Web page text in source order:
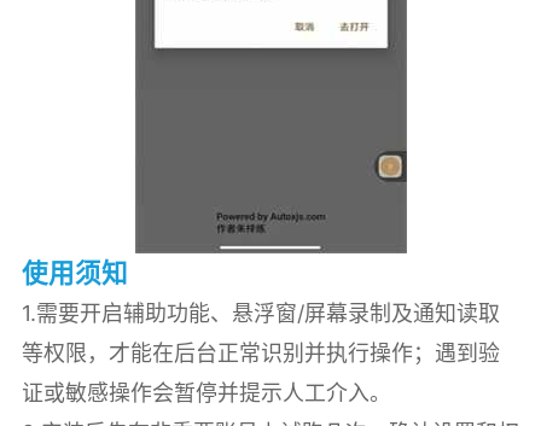
使用须知
1.需要开启辅助功能、悬浮窗/屏幕录制及通知读取
等权限，才能在后台正常识别并执行操作；遇到验
证或敏感操作会暂停并提示人工介入。